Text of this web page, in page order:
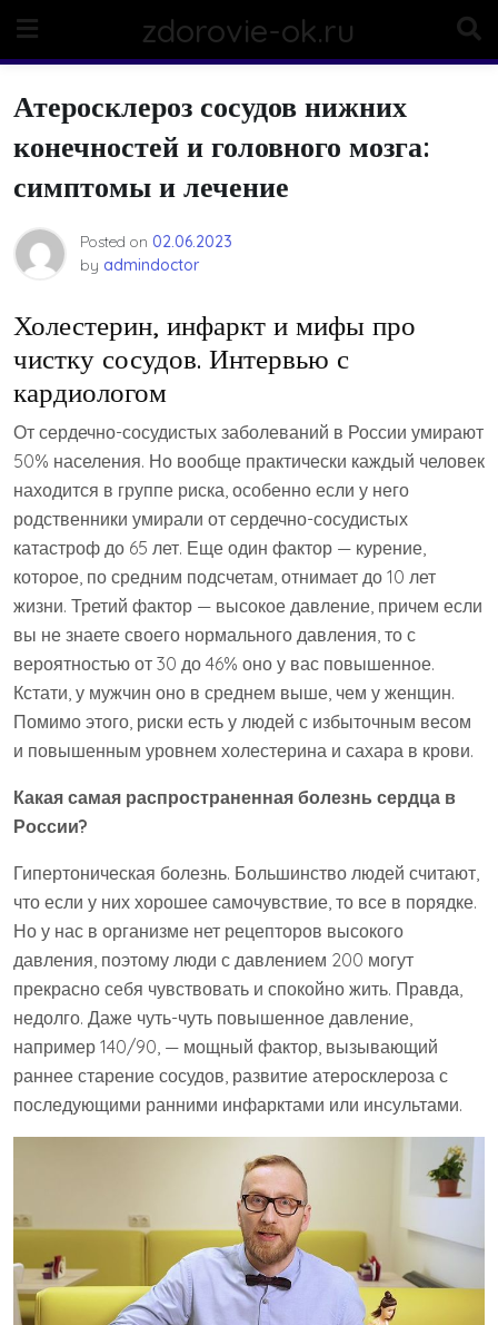
content
zdorovie-ok.ru
Атеросклероз сосудов нижних
конечностей и головного мозга:
симптомы и лечение
Posted on 02.06.2023
by admindoctor
Холестерин, инфаркт и мифы про
чистку сосудов. Интервью с
кардиологом
От сердечно-сосудистых заболеваний в России умирают
50% населения. Но вообще практически каждый человек
находится в группе риска, особенно если у него
родственники умирали от сердечно-сосудистых
катастроф до 65 лет. Еще один фактор — курение,
которое, по средним подсчетам, отнимает до 10 лет
жизни. Третий фактор — высокое давление, причем если
вы не знаете своего нормального давления, то с
вероятностью от 30 до 46% оно у вас повышенное.
Кстати, у мужчин оно в среднем выше, чем у женщин.
Помимо этого, риски есть у людей с избыточным весом
и повышенным уровнем холестерина и сахара в крови.
Какая самая распространенная болезнь сердца в
России?
Гипертоническая болезнь. Большинство людей считают,
что если у них хорошее самочувствие, то все в порядке.
Но у нас в организме нет рецепторов высокого
давления, поэтому люди с давлением 200 могут
прекрасно себя чувствовать и спокойно жить. Правда,
недолго. Даже чуть-чуть повышенное давление,
например 140/90, — мощный фактор, вызывающий
раннее старение сосудов, развитие атеросклероза с
последующими ранними инфарктами или инсультами.